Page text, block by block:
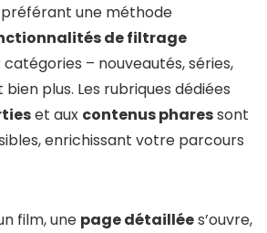
une méthode
de filtrage
– nouveautés, séries,
plus. Les rubriques dédiées
et aux contenus pharessont
enrichissant votre parcours
film, une page détaillées’ouvre,